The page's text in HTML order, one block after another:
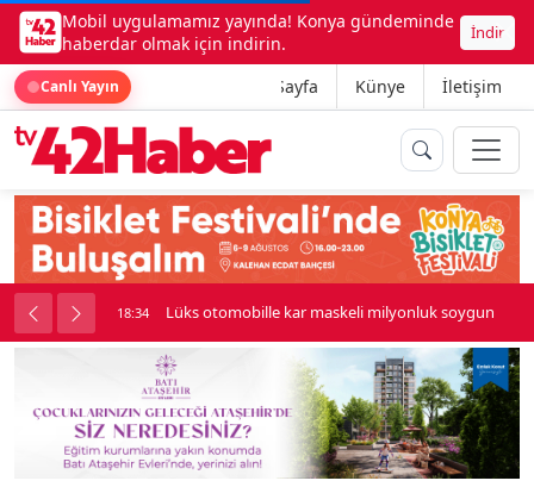
Mobil uygulamamız yayında! Konya gündeminde
haberdar olmak için indirin.
İndir
Canlı Yayın Ana Sayfa Künye İletişim
kavga çıktı 18:34 Lüks otomobille kar maskeli milyonluk soygun